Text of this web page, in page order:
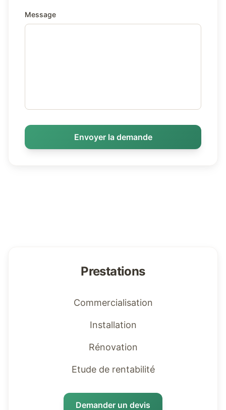
Message
Envoyer la demande
Prestations
Commercialisation
Installation
Rénovation
Etude de rentabilité
Demander un devis